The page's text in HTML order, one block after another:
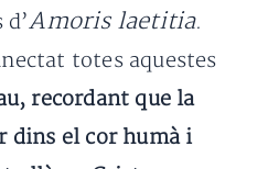
d’Amoris laetitia.
totes aquestes
recordant que la
dins el cor humà i